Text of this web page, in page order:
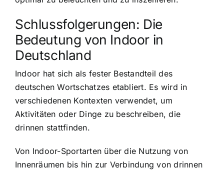
Schlussfolgerungen: Die
Bedeutung von Indoor in
Deutschland
Indoor hat sich als fester Bestandteil des
deutschen Wortschatzes etabliert. Es wird in
verschiedenen Kontexten verwendet, um
Aktivitäten oder Dinge zu beschreiben, die
drinnen stattfinden.
Von Indoor-Sportarten über die Nutzung von
Innenräumen bis hin zur Verbindung von drinnen